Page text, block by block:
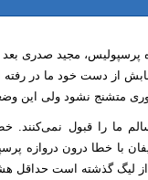
مجید صدری
از دست خود ما در
متشنج نشود ولی
ما را قبول نمی‌کنند.
با خطا درون دروازه